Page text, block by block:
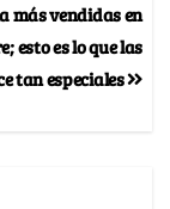
más vendidas en
esto es lo que las
tan especiales